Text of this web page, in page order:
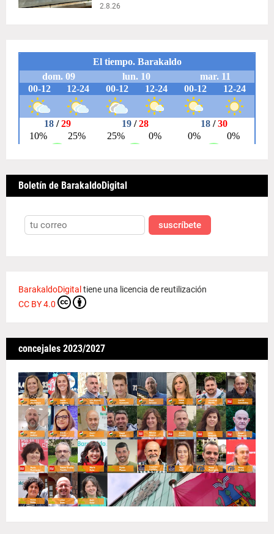
2.8.26
Boletín de BarakaldoDigital
suscríbete
BarakaldoDigital tiene una licencia de reutilización
CC BY 4.0
concejales 2023/2027